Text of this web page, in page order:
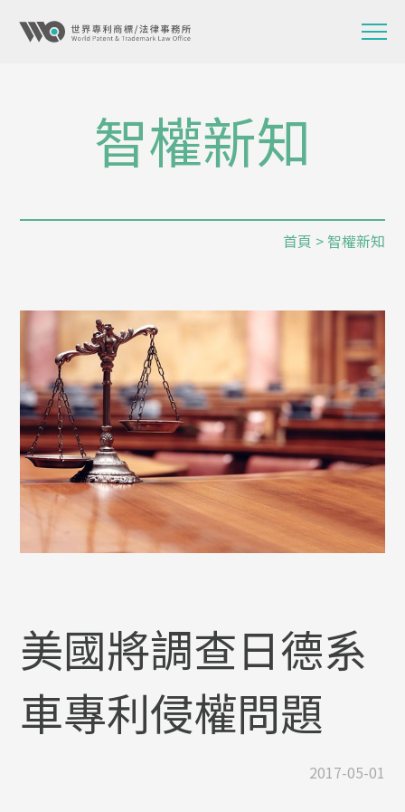
智權新知
首頁 > 智權新知
美國將調查日德系
車專利侵權問題
2017-05-01